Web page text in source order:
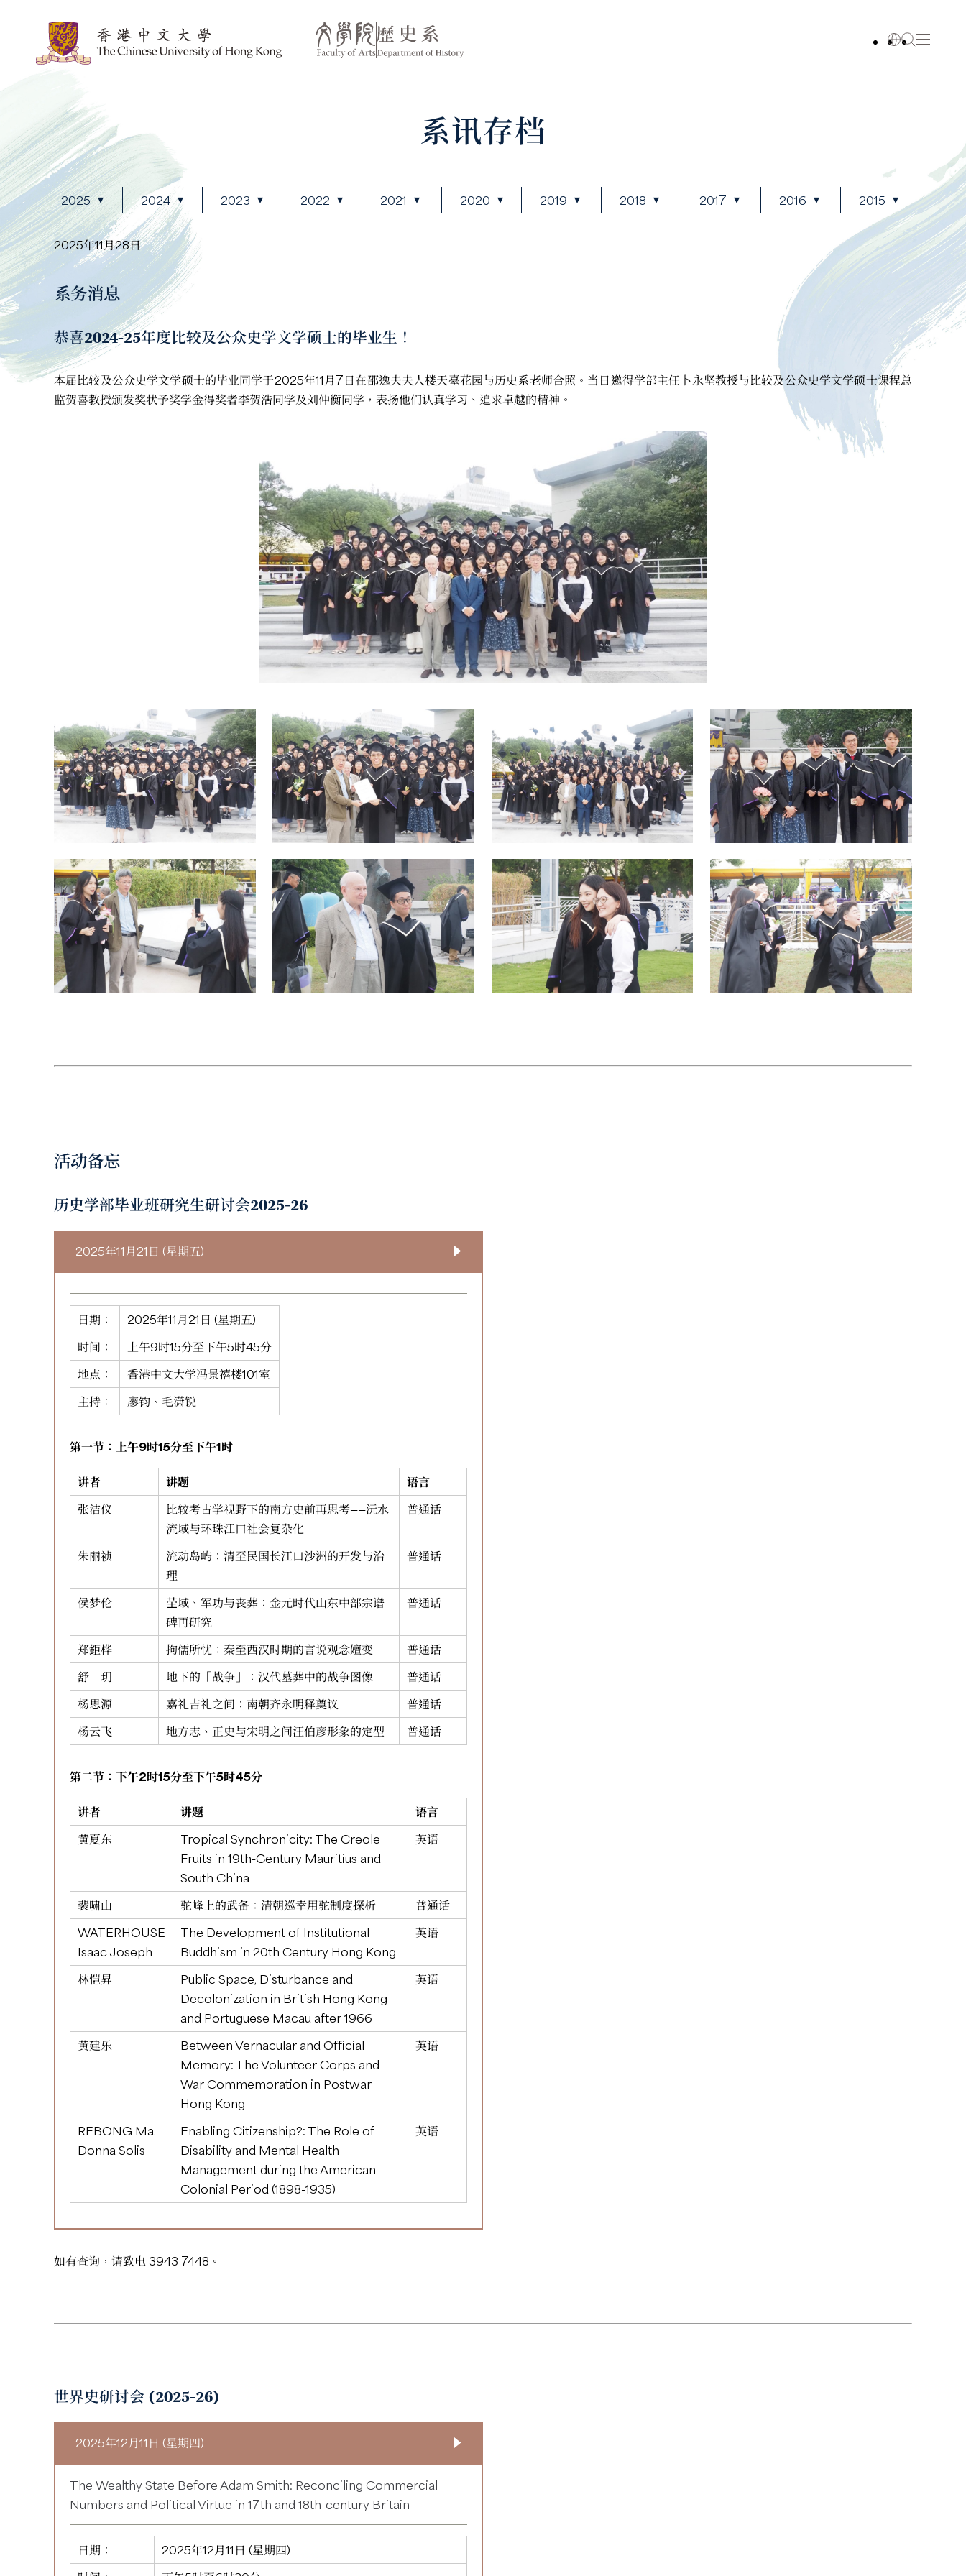
系讯存档
2025 2024 2023 2022 2021 2020 2019 2018 2017 2016 2015
2025年11月28日
系务消息
恭喜2024-25年度比较及公众史学文学硕士的毕业生！
本届比较及公众史学文学硕士的毕业同学于2025年11月7日在邵逸夫夫人楼天臺花园与历史系老师合照。当日邀得学部主任卜永坚教授与比较及公众史学文学硕士课程总
监贺喜教授颁发奖状予奖学金得奖者李贺浩同学及刘仲衡同学，表扬他们认真学习、追求卓越的精神。
活动备忘
历史学部毕业班研究生研讨会2025-26
2025年11月21日 (星期五)
日期：
2025年11月21日 (星期五)
时间：
上午9时15分至下午5时45分
地点：
香港中文大学冯景禧楼101室
主持：
廖钧、毛潇锐
第一节：上午9时15分至下午1时
讲者 讲题
语言
张洁仪
比较考古学视野下的南方史前再思考——沅水
流域与环珠江口社会复杂化
普通话
朱丽祯
流动岛屿：清至民国长江口沙洲的开发与治
理
普通话
侯梦伦
茔域、军功与丧葬：金元时代山东中部宗谱
碑再研究
普通话
郑鉅桦 拘儒所忧：秦至西汉时期的言说观念嬗变
普通话
舒 玥
地下的「战争」：汉代墓葬中的战争图像
普通话
杨思源
嘉礼吉礼之间：南朝齐永明释奠议
普通话
杨云飞
地方志、正史与宋明之间汪伯彦形象的定型 普通话
第二节：下午2时15分至下午5时45分
讲者 讲题
语言
黄夏东
Tropical Synchronicity: The Creole
Fruits in 19th-Century Mauritius and
South China
英语
裴啸山 驼峰上的武备：清朝巡幸用驼制度探析
普通话
WATERHOUSE
Isaac Joseph
The Development of Institutional
Buddhism in 20th Century Hong Kong
英语
林恺昇
Public Space, Disturbance and
Decolonization in British Hong Kong
and Portuguese Macau after 1966
英语
黄建乐
Between Vernacular and Official
Memory: The Volunteer Corps and
War Commemoration in Postwar
Hong Kong
英语
REBONG Ma.
Donna Solis
Enabling Citizenship?: The Role of
Disability and Mental Health
Management during the American
Colonial Period (1898-1935)
英语
如有查询，请致电 3943 7448。
世界史研讨会 (2025-26)
2025年12月11日 (星期四)
The Wealthy State Before Adam Smith: Reconciling Commercial
Numbers and Political Virtue in 17th and 18th-century Britain
日期：
2025年12月11日 (星期四)